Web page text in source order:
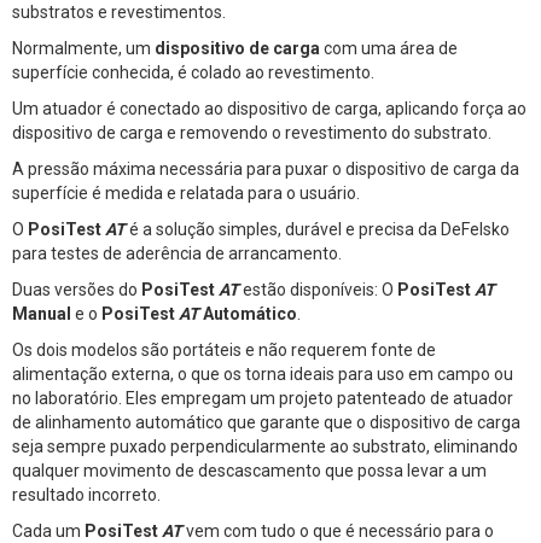
substratos e revestimentos.
Normalmente, um dispositivo de carga com uma área de
superfície conhecida, é colado ao revestimento.
Um atuador é conectado ao dispositivo de carga, aplicando força ao
dispositivo de carga e removendo o revestimento do substrato.
A pressão máxima necessária para puxar o dispositivo de carga da
superfície é medida e relatada para o usuário.
O PosiTest ATé a solução simples, durável e precisa da DeFelsko
para testes de aderência de arrancamento.
Duas versões do PosiTest ATestão disponíveis: O PosiTest AT
Manual e o PosiTest ATAutomático
Os dois modelos são portáteis e não requerem fonte de
alimentação externa, o que os torna ideais para uso em campo ou
no laboratório. Eles empregam um projeto patenteado de atuador
de alinhamento automático que garante que o dispositivo de carga
seja sempre puxado perpendicularmente ao substrato, eliminando
qualquer movimento de descascamento que possa levar a um
resultado incorreto.
Cada um PosiTest ATvem com tudo o que é necessário para o